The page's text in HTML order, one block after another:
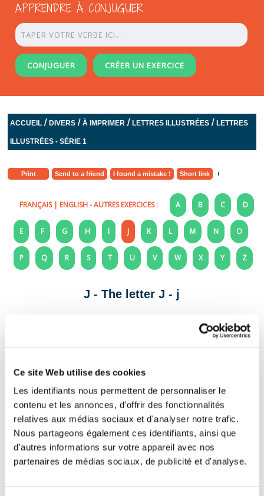
Ce site Web utilise des cookies
Les identifiants nous permettent de personnaliser le
contenu et les annonces, d'offrir des fonctionnalités
relatives aux médias sociaux et d'analyser notre trafic.
Nous partageons également ces identifiants, ainsi que
d'autres informations sur votre appareil avec nos
partenaires de médias sociaux, de publicité et d'analyse.
APPRENDRE À CONJUGUER
CONJUGUER CRÉER UN EXERCICE
ACCUEIL /DIVERS /À IMPRIMER /LETTRES ILLUSTRÉES /LETTRES
ILLUSTRÉES - SÉRIE 1
Print Send to a friend I found a mistake ! Short link
FRANÇAIS| ENGLISH- AUTRES EXERCICES : A B C D
E F G H I J K L M N O
P Q R S T U V W X Y Z
J - The letter J - j
Letter to print and cut out to decorate your
school notebook, room or classroom.